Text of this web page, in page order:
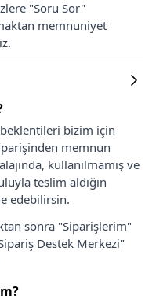
"Soru Sor"
memnuniyet
bizim için
memnun
kullanılmamış ve
teslim aldığın
edebilirsin.
sonra "Siparişlerim"
Destek Merkezi"